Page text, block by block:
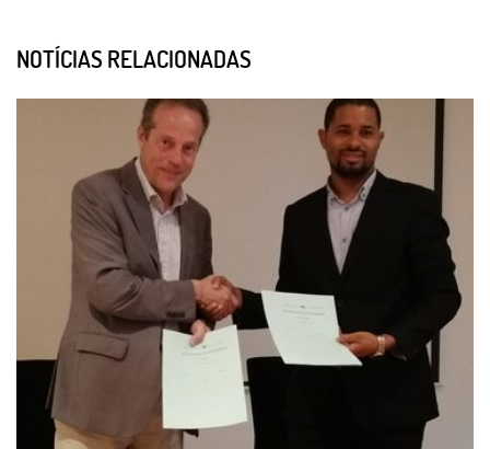
NOTÍCIAS RELACIONADAS